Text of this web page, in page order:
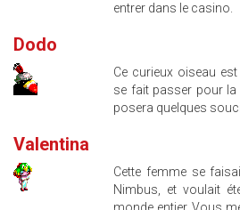
entrer dans le casino.
Dodo
Ce curieux oiseau
se fait passer pour
posera quelques
Valentina
Cette femme se
Nimbus, et voulait